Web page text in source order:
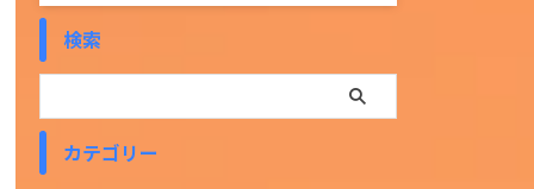
検索
カテゴリー